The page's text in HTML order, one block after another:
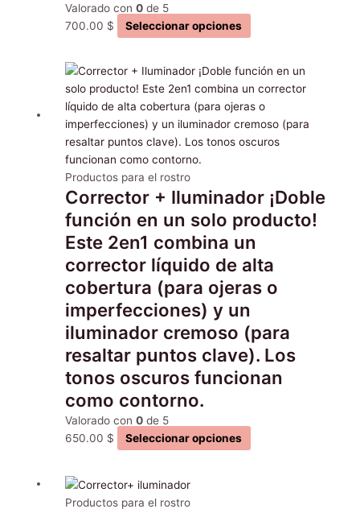
Valorado con0 de 5
700.00 $ Seleccionar opciones
variantes.
Las
se
pueden
elegir
en
la
producto
Productos para el rostro
Corrector + Iluminador ¡Doble
función en un solo producto!
Este 2en1 combina un
corrector líquido de alta
cobertura (para ojeras o
imperfecciones) y un
iluminador cremoso (para
resaltar puntos clave). Los
tonos oscuros funcionan
como contorno.
Valorado con0 de 5
650.00 $ Seleccionar opciones
Este
producto
tiene
múltiples
variantes.
se
pueden
elegir
en
la
página
Productos para el rostro